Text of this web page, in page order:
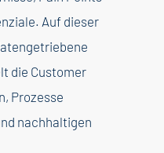
Auf dieser
die Customer
Prozesse
nachhaltigen